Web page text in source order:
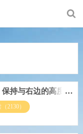
保持与右边的高度一
2130）